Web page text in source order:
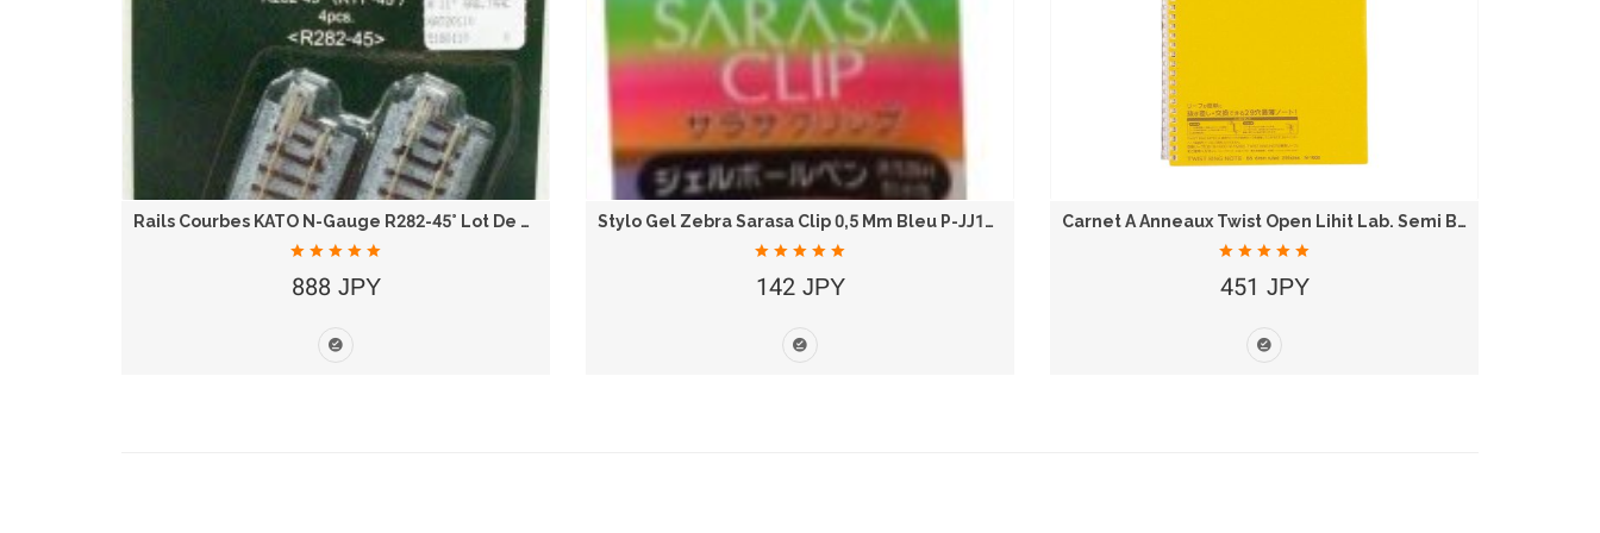
Rails Courbes KATO N-Gauge R282-45° Lot De 4 -...
888 JPY
Stylo Gel Zebra Sarasa Clip 0,5 Mm Bleu P-JJ15-BL
142 JPY
Carnet À Anneaux Twist Open Lihit Lab. Semi B5...
451 JPY